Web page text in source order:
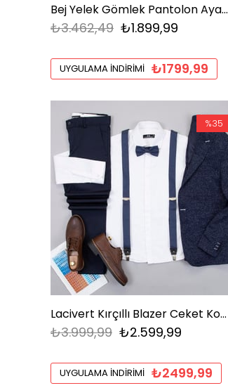
Bej Yelek Gömlek Pantolon Ayakkabı Kombin
₺1.899,99
₺3.462,49
UYGULAMA İNDIRIMI ₺1799,99
Lacivert Kırçıllı Blazer Ceket Kombini Erkek | Slim Fit Şık Komple Set
₺2.599,99
₺3.999,99
UYGULAMA İNDIRIMI ₺2499,99
%35